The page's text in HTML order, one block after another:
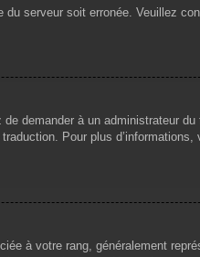
du serveur soit erronée. Veuillez
demander à un administrateur
Pour plus d’informations,
à votre rang, généralement